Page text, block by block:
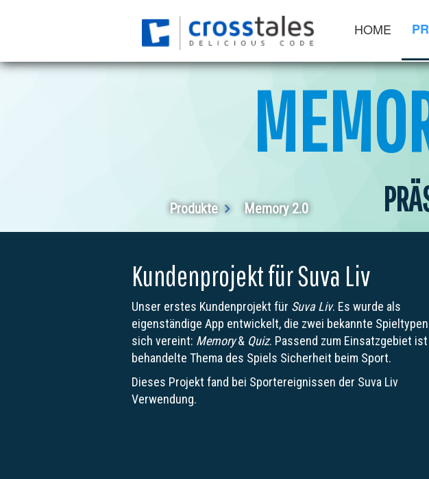
HOME
Produkte Memory 2.0
Kundenprojekt für Suva Liv
Unser erstes Kundenprojekt für Suva Liv. Es wurde als
eigenständige App entwickelt, die zwei bekannte
sich vereint: Memory& Quiz. Passend zum Einsatzgebiet
behandelte Thema des Spiels Sicherheit beim Sport.
Dieses Projekt fand bei Sportereignissen der Suva Liv
Verwendung.